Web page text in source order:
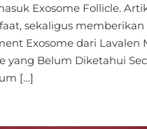
Exosome Follicle.
sekaligus memberikan
Exosome dari Lavalen
yang Belum Diketahui
[…]